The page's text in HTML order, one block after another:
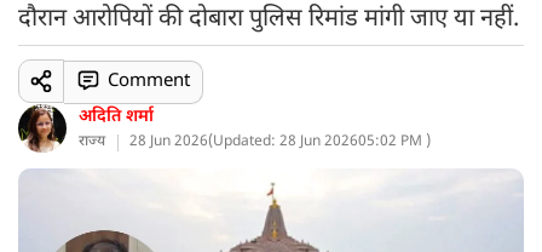
दौरान आरोपियों की दोबारा पुलिस रिमांड मांगी जाए या नहीं.
अदिति शर्मा
राज्य 28 Jun 2026(Updated: 28 Jun 202605:02 PM )
Comment